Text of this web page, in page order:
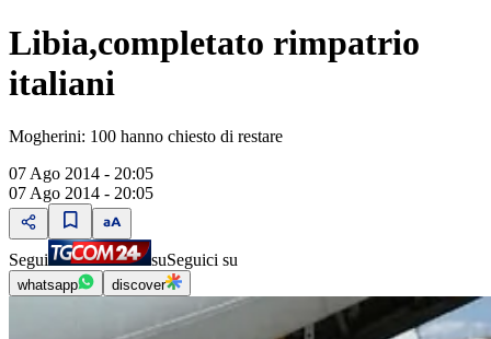
Libia,completato rimpatrio
italiani
Mogherini: 100 hanno chiesto di restare
07 Ago 2014 - 20:05
07 Ago 2014 - 20:05
Segui suSeguici su
whatsapp discover